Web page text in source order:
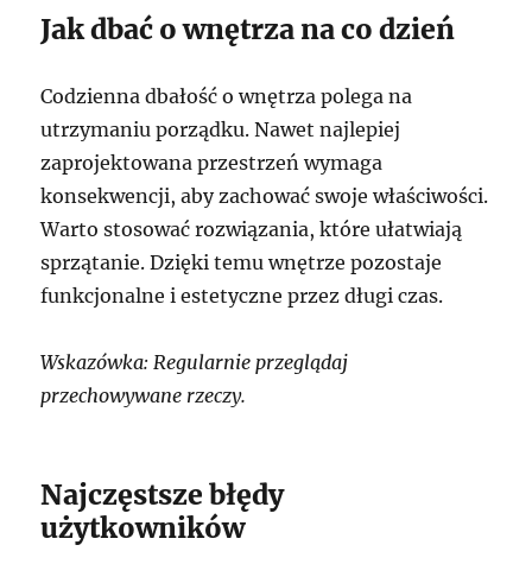
Jak dbać o wnętrza na co dzień
Codzienna dbałość o wnętrza polega na
utrzymaniu porządku. Nawet najlepiej
zaprojektowana przestrzeń wymaga
konsekwencji, aby zachować swoje właściwości.
Warto stosować rozwiązania, które ułatwiają
sprzątanie. Dzięki temu wnętrze pozostaje
funkcjonalne i estetyczne przez długi czas.
Wskazówka: Regularnie przeglądaj
przechowywane rzeczy.
Najczęstsze błędy
użytkowników